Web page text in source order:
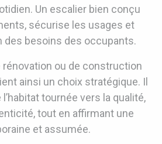
Un escalier bien conçu
sécurise les usages et
des besoins des occupants.
rénovation ou de construction
ainsi un choix stratégique. Il
tournée vers la qualité,
tout en affirmant une
et assumée.